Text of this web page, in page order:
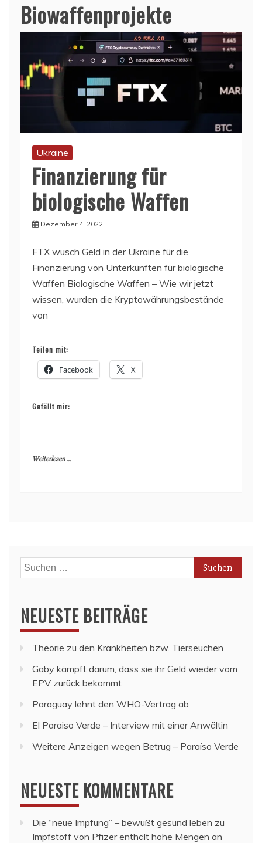
Biowaffenprojekte
Ukraine
Finanzierung für
biologische Waffen
Dezember 4, 2022
FTX wusch Geld in der Ukraine für die
Finanzierung von Unterkünften für biologische
Waffen Biologische Waffen – Wie wir jetzt
wissen, wurden die Kryptowährungsbestände
von
Teilen mit:
Facebook X
Gefällt mir:
Weiterlesen ...
Suchen
nach:
NEUESTE BEITRÄGE
Theorie zu den Krankheiten bzw. Tierseuchen
Gaby kämpft darum, dass sie ihr Geld wieder vom
EPV zurück bekommt
Paraguay lehnt den WHO-Vertrag ab
El Paraiso Verde – Interview mit einer Anwältin
Weitere Anzeigen wegen Betrug – Paraíso Verde
NEUESTE KOMMENTARE
Die “neue Impfung” – bewußt gesund leben zu
Impfstoff von Pfizer enthält hohe Mengen an